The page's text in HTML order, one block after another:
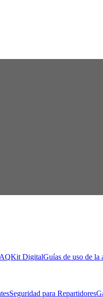
Kit DigitalGuías de uso de la
Seguridad para Repartidores